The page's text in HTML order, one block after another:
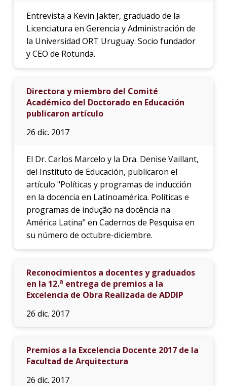
Entrevista a Kevin Jakter, graduado de la
Licenciatura en Gerencia y Administración de
la Universidad ORT Uruguay. Socio fundador
y CEO de Rotunda.
Directora y miembro del Comité
Académico del Doctorado en Educación
publicaron artículo
26 dic. 2017
El Dr. Carlos Marcelo y la Dra. Denise Vaillant,
del Instituto de Educación, publicaron el
artículo "Políticas y programas de inducción
en la docencia en Latinoamérica. Políticas e
programas de indução na docência na
América Latina" en Cadernos de Pesquisa en
su número de octubre-diciembre.
Reconocimientos a docentes y graduados
en la 12.a entrega de premios a la
Excelencia de Obra Realizada de ADDIP
26 dic. 2017
Premios a la Excelencia Docente 2017 de la
Facultad de Arquitectura
26 dic. 2017